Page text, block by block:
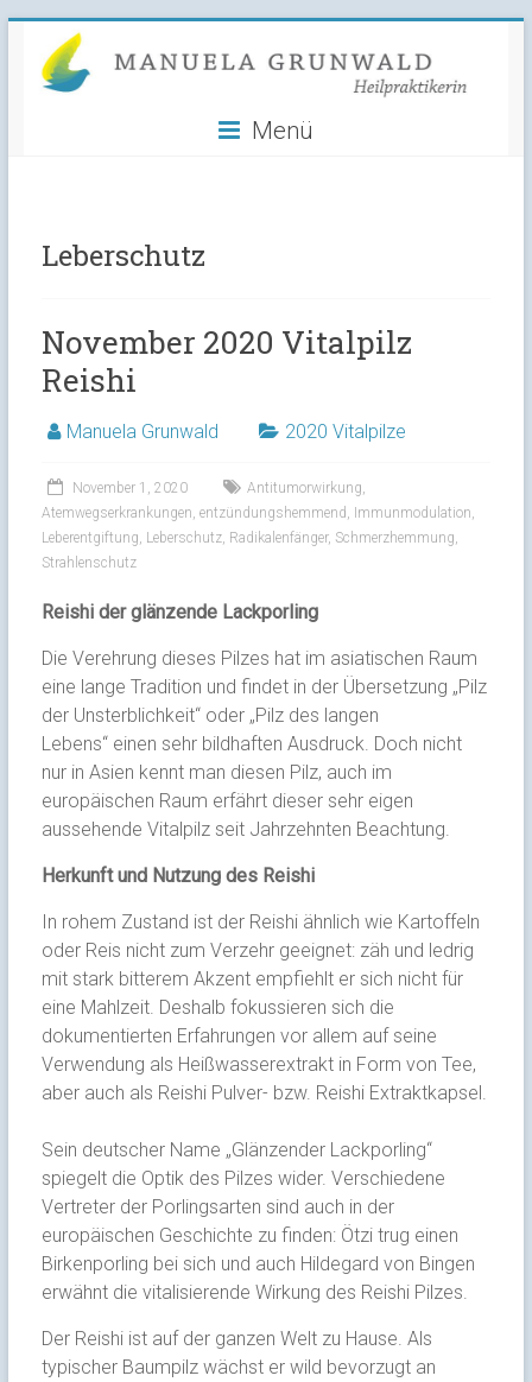
content
Manuela
Grunwald
Menü
Leberschutz
November 2020 Vitalpilz
Reishi
Manuela Grunwald 2020 Vitalpilze
November 1, 2020 Antitumorwirkung
Atemwegserkrankungen entzündungshemmend Immunmodulation
Leberentgiftung Leberschutz, Radikalenfänger, Schmerzhemmung
Strahlenschutz
Reishi der glänzende Lackporling
Die Verehrung dieses Pilzes hat im asiatischen Raum
eine lange Tradition und findet in der Übersetzung „Pilz
der Unsterblichkeit“ oder „Pilz des langen
Lebens“ einen sehr bildhaften Ausdruck. Doch nicht
nur in Asien kennt man diesen Pilz, auch im
europäischen Raum erfährt dieser sehr eigen
aussehende Vitalpilz seit Jahrzehnten Beachtung.
Herkunft und Nutzung des Reishi
In rohem Zustand ist der Reishi ähnlich wie Kartoffeln
oder Reis nicht zum Verzehr geeignet: zäh und ledrig
mit stark bitterem Akzent empfiehlt er sich nicht für
eine Mahlzeit. Deshalb fokussieren sich die
dokumentierten Erfahrungen vor allem auf seine
Verwendung als Heißwasserextrakt in Form von Tee,
aber auch als Reishi Pulver- bzw. Reishi Extraktkapsel.
Sein deutscher Name „Glänzender Lackporling“
spiegelt die Optik des Pilzes wider. Verschiedene
Vertreter der Porlingsarten sind auch in der
europäischen Geschichte zu finden: Ötzi trug einen
Birkenporling bei sich und auch Hildegard von Bingen
erwähnt die vitalisierende Wirkung des Reishi Pilzes.
Der Reishi ist auf der ganzen Welt zu Hause. Als
typischer Baumpilz wächst er wild bevorzugt an